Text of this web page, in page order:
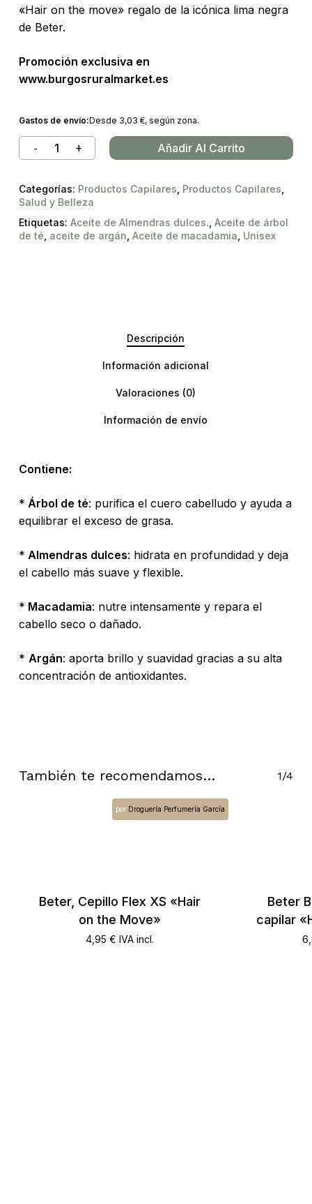
No hay productos en el carrito.
Go To Shop
«Hair on the move» regalo de la icónica lima negra
de Beter.
Promoción exclusiva en
www.burgosruralmarket.es
Gastos de envío:Desde 3,03 €, según zona.
Añadir Al Carrito
Categorías: Productos Capilares Productos Capilares
Salud y Belleza
Etiquetas: Aceite de Almendras dulces. Aceite de árbol
de té aceite de argán Aceite de macadamia Unisex
Descripción
Información adicional
Valoraciones (0)
Información de envío
Contiene:
* Árbol de té: purifica el cuero cabelludo y ayuda a
equilibrar el exceso de grasa.
* Almendras dulces: hidrata en profundidad y deja
el cabello más suave y flexible.
* Macadamia: nutre intensamente y repara el
cabello seco o dañado.
* Argán: aporta brillo y suavidad gracias a su alta
concentración de antioxidantes.
También te recomendamos… 1/4
Beter, Cepillo Flex XS «Hair
on the Move»
4,95€ IVA incl.
por Droguería Perfumería García
Beter
capilar